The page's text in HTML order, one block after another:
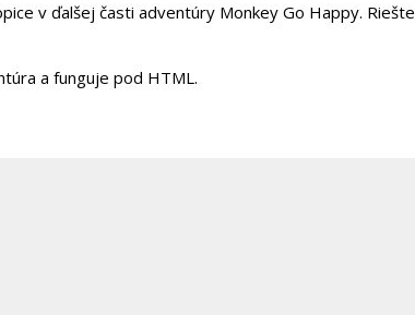
v ďalšej časti adventúry Monkey Go Happy. Riešte
a funguje pod HTML.